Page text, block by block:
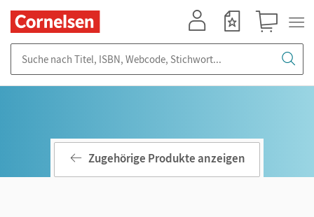
Zugehörige Produkte anzeigen